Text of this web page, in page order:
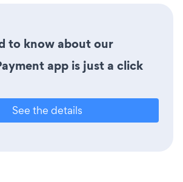
to know about our
app is just a click
See the details